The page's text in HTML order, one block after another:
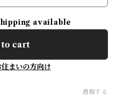
available
cart
まいの方向け
通報する